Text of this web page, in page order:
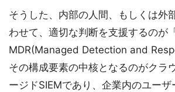
そうした、内部の人間、もしくは外
わせて、適切な判断を支援するのが
MDR(Managed Detection and
その構成要素の中核となるのがクラ
ージドSIEMであり、企業内のユーザ